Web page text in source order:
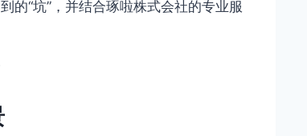
的“坑”，并结合琢啦株式会社的专业服